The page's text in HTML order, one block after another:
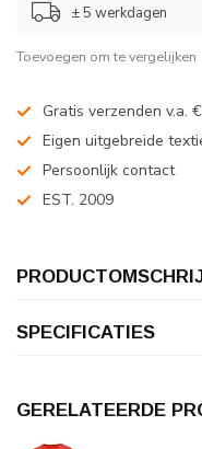
± 5 werkdagen
Toevoegen om te vergelijken
Gratis verzenden v.a.
Eigen uitgebreide
Persoonlijk contact
EST. 2009
SPECIFICATIES
GERELATEERDE